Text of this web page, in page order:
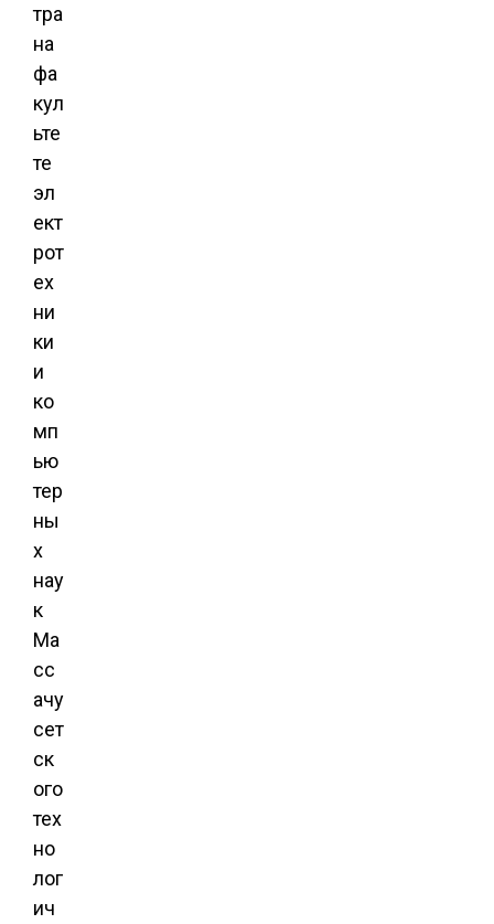
тра
на
фа
кул
ьте
те
эл
ект
рот
ех
ни
ки
и
ко
мп
ью
тер
ны
х
нау
к
Ма
сс
ачу
сет
ск
ого
тех
но
лог
ич